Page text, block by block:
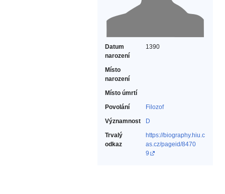
Datum
narození
1390
Místo
narození
Místo úmrtí
Povolání
Filozof‎
Významnost
D
Trvalý
odkaz
https://biography.hiu.c
as.cz/pageid/8470
9